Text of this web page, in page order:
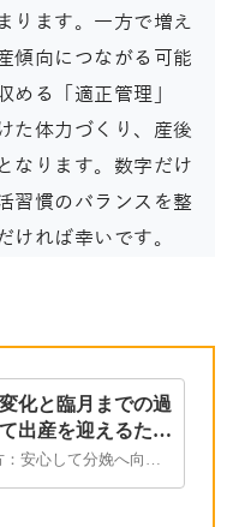
ります。一方で増え
傾向につながる可能
める「適正管理」
た体力づくり、産後
なります。数字だけ
習慣のバランスを整
ければ幸いです。